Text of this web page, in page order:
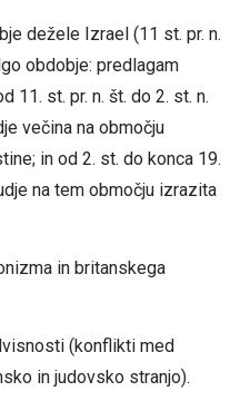
dežele Izrael (11 st. pr. n.
obdobje: predlagam
11. st. pr. n. št. do 2. st. n.
večina na območju
in od 2. st. do konca 19.
na tem območju izrazita
in britanskega
(konflikti med
in judovsko stranjo).